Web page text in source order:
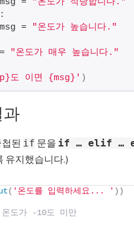
=
"온도가 높습니다."
"온도가 매우 높습니다."
도 이면 {msg}' )
과
된 if 문을 if … elif …
유지했습니다.)
( '온도를 입력하세요... ' ))
도가 -10도 미만